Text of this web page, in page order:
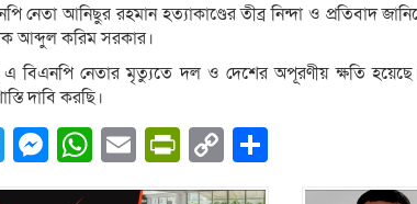
নেতা আনিছুর রহমান হত‍্যাকাণ্ডের তীব্র নিন্দা ও প্রতিবাদ
আব্দুল করিম সরকার।
বিএনপি নেতার মৃত্যুতে দল ও দেশের অপূরণীয় ক্ষতি হয়েছে।
দাবি করছি।
Twitter
Messenger
WhatsApp
EmailPrintFriendly
Copy
Link